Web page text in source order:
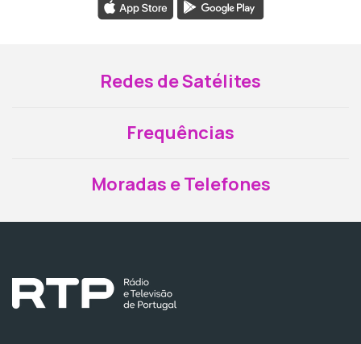
Redes de Satélites
Frequências
Moradas e Telefones